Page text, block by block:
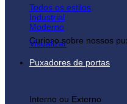
Todos os estilos
Industrial
Moderno
Curioso sobre nossos
Visualizar
Puxadores de portas
Interno ou Externo